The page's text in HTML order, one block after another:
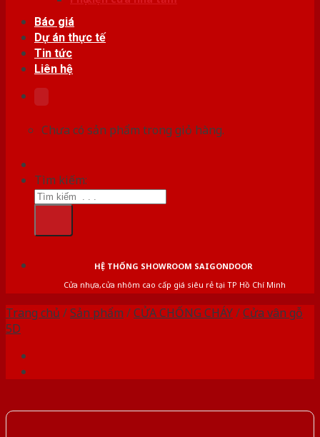
Báo giá
Dự án thực tế
Tin tức
Liên hệ
Chưa có sản phẩm trong giỏ hàng.
Tìm kiếm:
HỆ THỐNG SHOWROOM SAIGONDOOR
Cửa nhựa,cửa nhôm cao cấp giá siêu rẻ tại TP Hồ Chí Minh
Trang chủ /Sản phẩm /CỬA CHỐNG CHÁY/Cửa vân gỗ
5D